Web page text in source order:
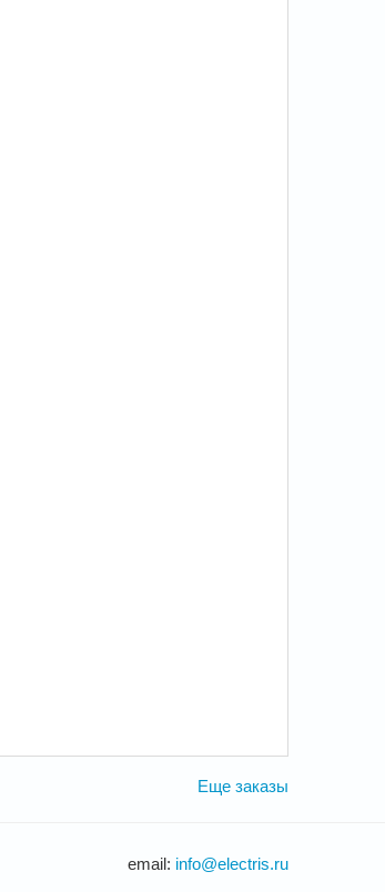
Еще заказы
email: info@electris.ru